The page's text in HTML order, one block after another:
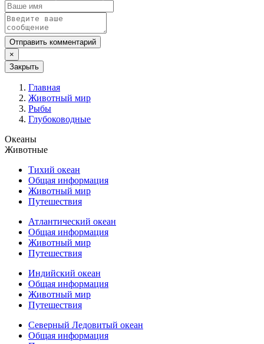
Отправить комментарий
×
Закрыть
Главная
Животный мир
Рыбы
Глубоководные
Океаны
Животные
Тихий океан
Общая информация
Животный мир
Путешествия
Атлантический океан
Общая информация
Животный мир
Путешествия
Индийский океан
Общая информация
Животный мир
Путешествия
Северный Ледовитый океан
Общая информация